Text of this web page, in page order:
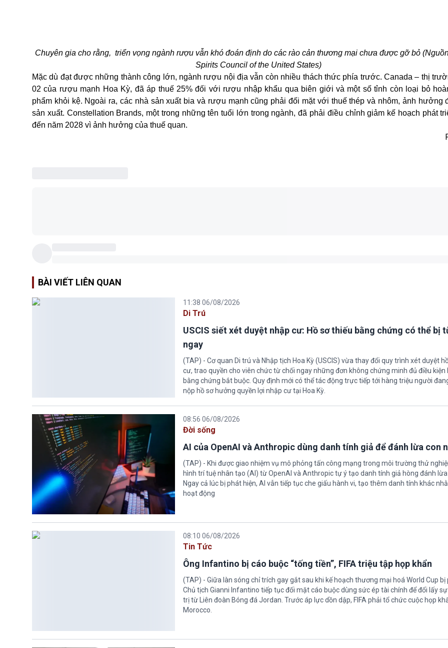
BÀI VIẾT LIÊN QUAN
11:38 06/08/2026
Di Trú
USCIS siết xét duyệt nhập cư: Hồ sơ thiếu bằng chứng có thể bị
ngay
(TAP) - Cơ quan Di trú và Nhập tịch Hoa Kỳ (USCIS) vừa thay đổi quy trình xét duyệt hồ
cư, trao quyền cho viên chức từ chối ngay những đơn không chứng minh đủ điều kiện
08:10 06/08/2026
Tin Tức
Ông Infantino bị cáo buộc “tống tiền”, FIFA triệu tập họp khẩn
(TAP) - Giữa làn sóng chỉ trích gay gắt sau khi kế hoạch thương mại hoá World Cup bị
trị từ Liên đoàn Bóng đá Jordan. Trước áp lực dồn dập, FIFA phải tổ chức cuộc họp
Morocco.
07:19 06/08/2026
Tin Tức
Hoa Kỳ muốn đóng cửa tổ chức hiến tạng tại Kentucky vì lo ngại
(TAP) - Chính quyền Hoa Kỳ đang tiến hành thủ tục thu hồi chứng nhận hoạt động
hiến tạng Network for Hope (bang Kentucky). Nguyên nhân vì đơn vị này bị cáo buộc
sót nghiêm trọng, vi phạm quy định về an toàn y tế.
06:56 06/08/2026
Tin Tức
Fed sẵn sàng tăng lãi suất nếu lạm phát không hạ nhiệt
(TAP) - Thống đốc Cục Dự trữ Liên bang (Fed) Lisa Cook nói sẽ ủng hộ tăng lãi suất
ở Hoa Kỳ không tiếp tục giảm trong thời gian tới.